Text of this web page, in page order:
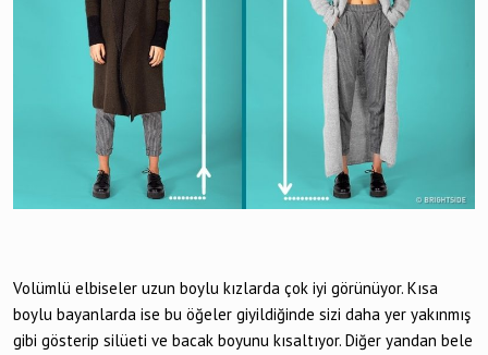
Volümlü elbiseler uzun boylu kızlarda çok iyi görünüyor. Kısa
boylu bayanlarda ise bu öğeler giyildiğinde sizi daha yer yakınmış
gibi gösterip silüeti ve bacak boyunu kısaltıyor. Diğer yandan bele